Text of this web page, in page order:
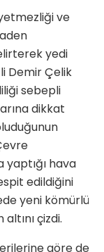
ve
yedi
Demir Çelik
sebepli
dikkat
yaptığı hava
edildiğini
yeni kömürlü
çizdi.
göre de